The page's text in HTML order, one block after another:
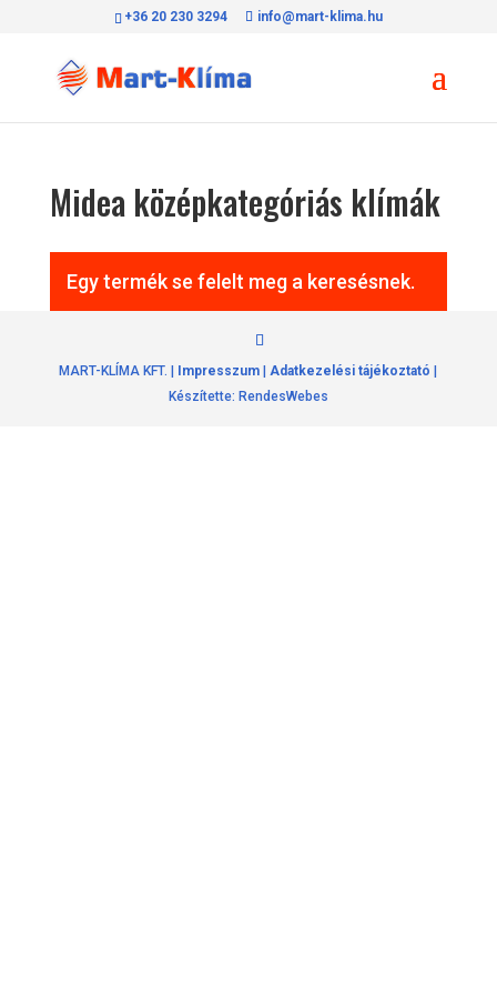
+36 20 230 3294 info@mart-klima.hu
Midea középkategóriás klímák
Egy termék se felelt meg a keresésnek.
MART-KLÍMA KFT. | Impresszum |Adatkezelési tájékoztató
Készítette: RendesWebes